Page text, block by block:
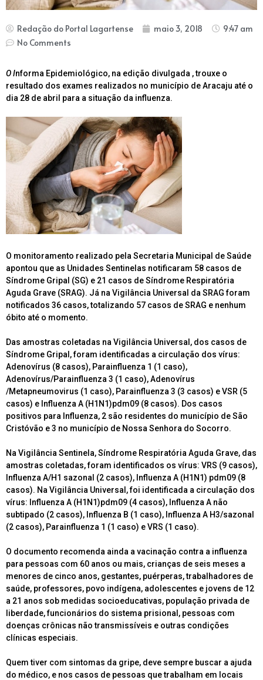
Redação do Portal Lagartense maio 3, 2018
9:47 am
No Comments
O Informa Epidemiológico, na edição divulgada , trouxe o
resultado dos exames realizados no município de Aracaju até o
dia 28 de abril para a situação da influenza.
O monitoramento realizado pela Secretaria Municipal de Saúde
apontou que as Unidades Sentinelas notificaram 58 casos de
Síndrome Gripal (SG) e 21 casos de Síndrome Respiratória
Aguda Grave (SRAG). Já na Vigilância Universal da SRAG foram
notificados 36 casos, totalizando 57 casos de SRAG e nenhum
óbito até o momento.
Das amostras coletadas na Vigilância Universal, dos casos de
Síndrome Gripal, foram identificadas a circulação dos vírus:
Adenovírus (8 casos), Parainfluenza 1 (1 caso),
Adenovírus/Parainfluenza 3 (1 caso), Adenovírus
/Metapneumovirus (1 caso), Parainfluenza 3 (3 casos) e VSR (5
casos) e Influenza A (H1N1)pdm09 (8 casos). Dos casos
positivos para Influenza, 2 são residentes do município de São
Cristóvão e 3 no município de Nossa Senhora do Socorro.
Na Vigilância Sentinela, Síndrome Respiratória Aguda Grave, das
amostras coletadas, foram identificados os vírus: VRS (9 casos),
Influenza A/H1 sazonal (2 casos), Influenza A (H1N1) pdm09 (8
casos). Na Vigilância Universal, foi identificada a circulação dos
vírus: Influenza A (H1N1)pdm09 (4 casos), Influenza A não
subtipado (2 casos), Influenza B (1 caso), Influenza A H3/sazonal
(2 casos), Parainfluenza 1 (1 caso) e VRS (1 caso).
O documento recomenda ainda a vacinação contra a influenza
para pessoas com 60 anos ou mais, crianças de seis meses a
menores de cinco anos, gestantes, puérperas, trabalhadores de
saúde, professores, povo indígena, adolescentes e jovens de 12
a 21 anos sob medidas socioeducativas, população privada de
liberdade, funcionários do sistema prisional, pessoas com
doenças crônicas não transmissíveis e outras condições
clínicas especiais.
Quem tiver com sintomas da gripe, deve sempre buscar a ajuda
do médico, e nos casos de pessoas que trabalham em locais